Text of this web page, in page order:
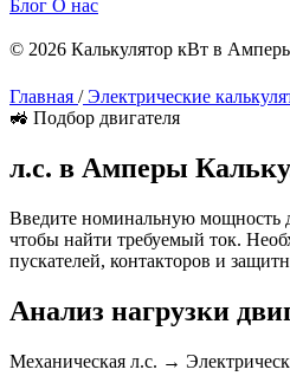
Блог О нас
© 2026 Калькулятор кВт в
Главная /Электрические
🚜 Подбор двигателя
л.с. в Амперы
Введите номинальную мощность
чтобы найти требуемый ток.
пускателей, контакторов и
Анализ нагрузки
Механическая л.с. →